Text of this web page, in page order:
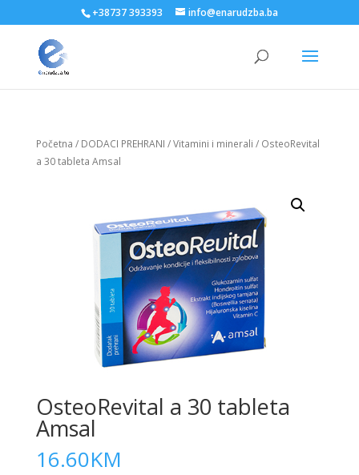
+38737 393393 info@enarudzba.ba
Početna / DODACI PREHRANI /Vitamini i minerali / OsteoRevital
a 30 tableta Amsal
OsteoRevital a 30 tableta
Amsal
16.60KM